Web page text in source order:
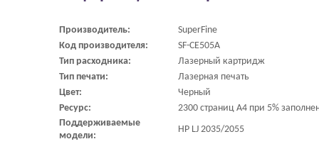
Производитель:
SuperFine
Код производителя:
SF-CE505A
Тип расходника:
Лазерный картридж
Тип печати:
Лазерная печать
Цвет:
Черный
Ресурс:
2300 страниц A4 при 5%
Поддерживаемые
модели:
HP LJ 2035/2055